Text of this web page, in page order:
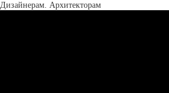
Дизайнерам. Архитекторам